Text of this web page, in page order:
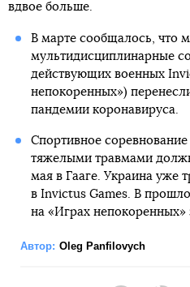
вдвое больше.
В марте сообщалось, что
мультидисциплинарные
действующих военных
непокоренных»)
пандемии коронавируса.
Спортивное
тяжелыми травмами
мая в Гааге. Украина уже
в Invictus Games. В
на «Играх непокоренных»
Автор: Oleg Panfilovych